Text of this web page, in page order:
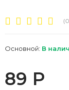
Основной: В
89 Р